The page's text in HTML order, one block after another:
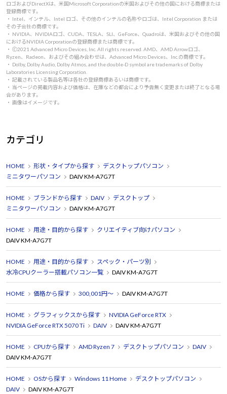
ロゴおよびDirectXは、米国Microsoft Corporationの米国およびその他の国における商標または
登録商標です。
・ Intel、インテル、Intel ロゴ、その他のインテルの名称やロゴは、Intel Corporation または
その子会社の商標です。
・ NVIDIA、NVIDIAロゴ、CUDA、TESLA、SLI、GeForce、Quadroは、米国およびその他の国
におけるNVIDIA Corporationの登録商標または商標です。
・ 🄫2021 Advanced Micro Devices, Inc. All rights reserved. AMD、AMD Arrowロゴ、
Ryzen、Radeon、およびその組み合わせは、Advanced Micro Devices、Inc.の商標です。
・ Dolby, Dolby Audio, Dolby Atmos, and the double-D symbol are trademarks of Dolby
Laboratories Licensing Corporation.
・ 記載されている製品名等は各社の登録商標あるいは商標です。
・ 当ページの掲載内容および価格は、在庫などの都合により予告無く変更または終了となる場
合があります。
・ 画像はイメージです。
カテゴリ
HOME 形状・タイプから探す
デスクトップパソコン
ミニタワーパソコン
DAIV KM-A7G7T
HOME ブランドから探す DAIV
デスクトップ
ミニタワーパソコン
DAIV KM-A7G7T
HOME 用途・目的から探す
クリエイティブ向けパソコン
DAIV KM-A7G7T
HOME 用途・目的から探す
スペック・パーツ別
水冷CPUクーラー搭載パソコン一覧
DAIV KM-A7G7T
HOME 価格から探す 300,001円～ DAIV KM-A7G7T
HOME グラフィックスから探す
NVIDIA GeForce RTX
NVIDIA GeForce RTX 5070 Ti
DAIV DAIV KM-A7G7T
HOME CPUから探す AMD Ryzen 7 デスクトップパソコン
DAIV
DAIV KM-A7G7T
HOME OSから探す Windows 11 Home
デスクトップパソコン
DAIV
DAIV KM-A7G7T